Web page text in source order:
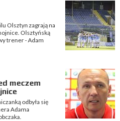
Olsztyn zagrają na
Olsztyńską
trener - Adam
meczem
odbyła się
Adama